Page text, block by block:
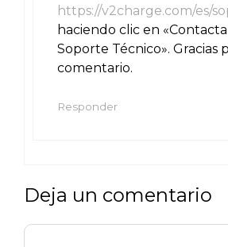
https://v2charge.com/es/
haciendo clic en
Soporte Técnico». Gracias
comentario.
Responder
Deja un comentario
Comentario
Nombre
Correo
Web